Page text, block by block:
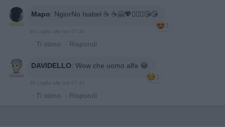
Mapo: NgiorNo Isabel ☕ ☕🤗💖🧜🏼‍♀️😘😘
1
30 Luglio alle ore 07:34
· Ti stimo · Rispondi
DAVIDELLO: Wow che uomo alfa 😂
1
30 Luglio alle ore 07:41
· Ti stimo · Rispondi